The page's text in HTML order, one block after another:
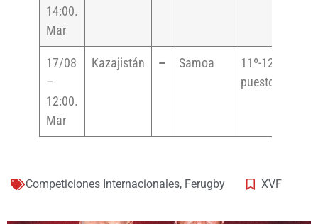
14:00.
Mar
17/08
–
12:00.
Mar
Kazajistán – Samoa
11º-12º
puesto
Competiciones Internacionales, Ferugby XVF